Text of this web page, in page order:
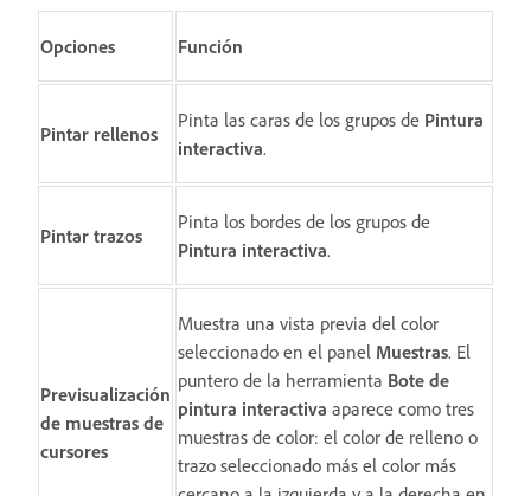
Opciones Función
Pintar rellenos
Pinta las caras de los grupos de Pintura
interactiva.
Pintar trazos
Pinta los bordes de los grupos de
Pintura interactiva.
Previsualización
de muestras de
cursores
Muestra una vista previa del color
seleccionado en el panel Muestras. El
puntero de la herramienta Bote de
pintura interactiva aparece como tres
muestras de color: el color de relleno o
trazo seleccionado más el color más